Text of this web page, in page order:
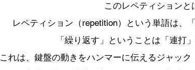
このレペティションと
レペティション（repetition）という単語は、
「繰り返す」ということは「連打
これは、鍵盤の動きをハンマーに伝えるジャッ